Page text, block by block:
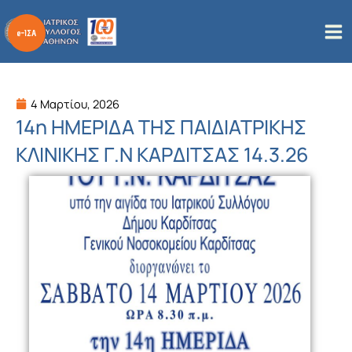
στο
περιεχόμενο
4 Μαρτίου, 2026
14η ΗΜΕΡΙΔΑ ΤΗΣ ΠΑΙΔΙΑΤΡΙΚΗΣ
ΚΛΙΝΙΚΗΣ Γ.Ν ΚΑΡΔΙΤΣΑΣ 14.3.26